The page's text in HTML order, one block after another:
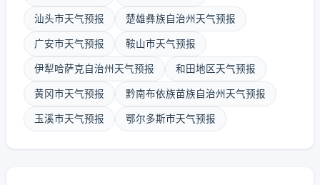
汕头市天气预报 楚雄彝族自治州天气预报
广安市天气预报 鞍山市天气预报
伊犁哈萨克自治州天气预报 和田地区天气预报
黄冈市天气预报 黔南布依族苗族自治州天气预报
玉溪市天气预报 鄂尔多斯市天气预报